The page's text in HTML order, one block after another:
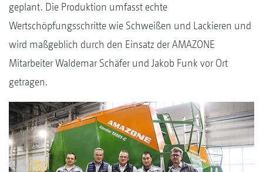
geplant. Die Produktion umfasst echte
Wertschöpfungsschritte wie Schweißen und Lackieren und
wird maßgeblich durch den Einsatz der AMAZONE
Mitarbeiter Waldemar Schäfer und Jakob Funk vor Ort
getragen.